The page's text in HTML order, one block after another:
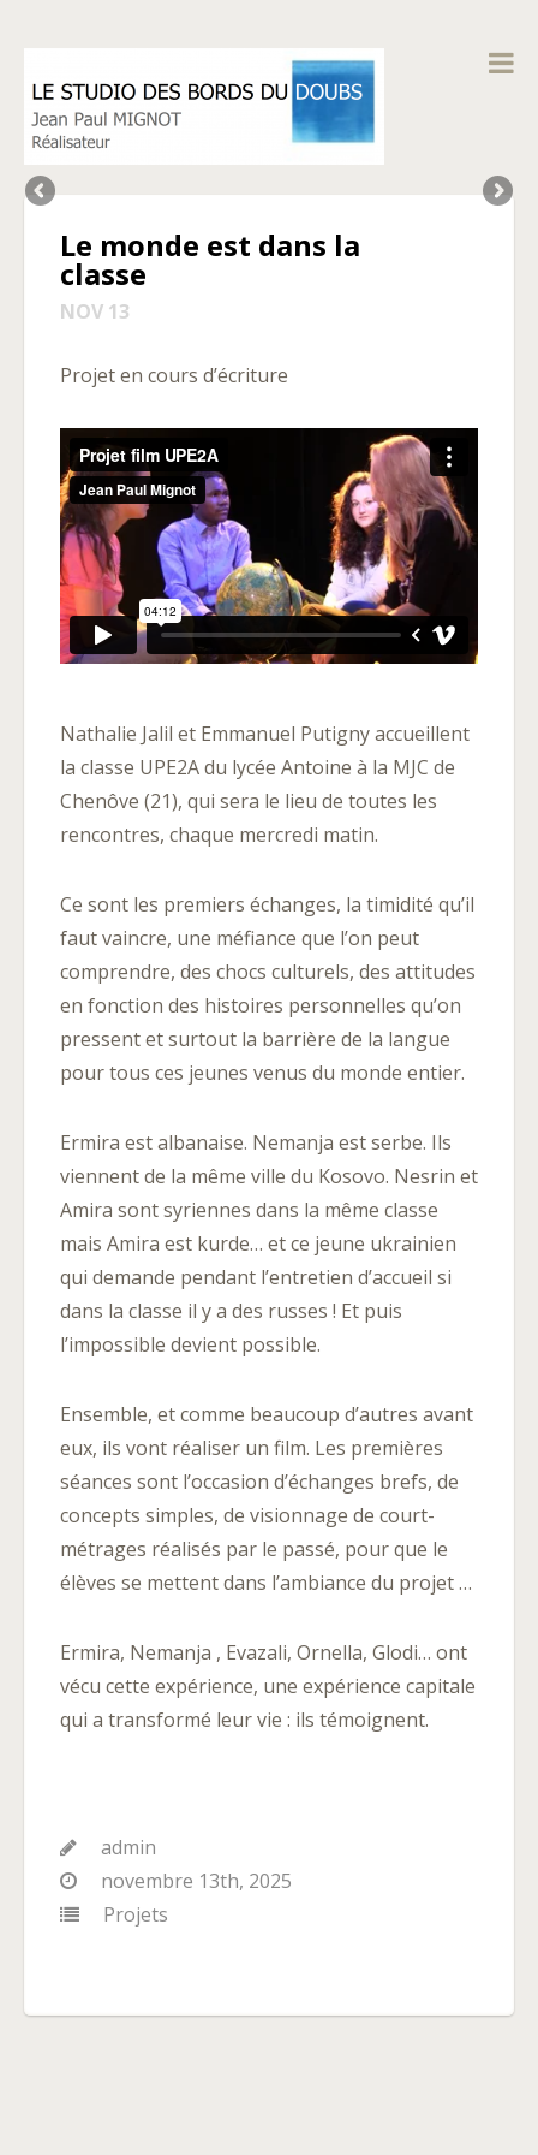
Le monde est dans la
classe
NOV 13
Projet en cours d’écriture
Nathalie Jalil et Emmanuel Putigny accueillent
la classe UPE2A du lycée Antoine à la MJC de
Chenôve (21), qui sera le lieu de toutes les
rencontres, chaque mercredi matin.
Ce sont les premiers échanges, la timidité qu’il
faut vaincre, une méfiance que l’on peut
comprendre, des chocs culturels, des attitudes
en fonction des histoires personnelles qu’on
pressent et surtout la barrière de la langue
pour tous ces jeunes venus du monde entier.
Ermira est albanaise. Nemanja est serbe. Ils
viennent de la même ville du Kosovo. Nesrin et
Amira sont syriennes dans la même classe
mais Amira est kurde… et ce jeune ukrainien
qui demande pendant l’entretien d’accueil si
dans la classe il y a des russes ! Et puis
l’impossible devient possible.
Ensemble, et comme beaucoup d’autres avant
eux, ils vont réaliser un film. Les premières
séances sont l’occasion d’échanges brefs, de
concepts simples, de visionnage de court-
métrages réalisés par le passé, pour que le
élèves se mettent dans l’ambiance du projet …
Ermira, Nemanja , Evazali, Ornella, Glodi… ont
vécu cette expérience, une expérience capitale
qui a transformé leur vie : ils témoignent.
admin
novembre 13th, 2025
Projets